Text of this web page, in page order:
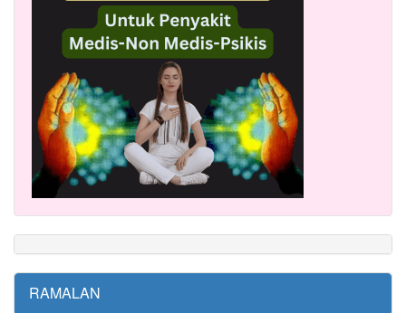
RAMALAN